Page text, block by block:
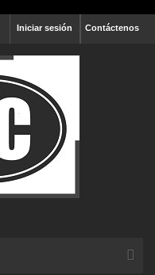
Contáctenos
Iniciar sesión